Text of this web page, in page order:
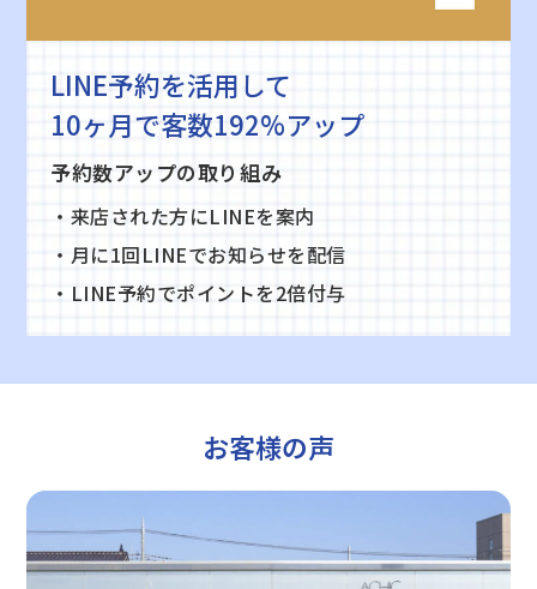
LINE予約を活用して
10ヶ月で客数192%アップ
予約数アップの取り組み
・来店された方にLINEを案内
・月に1回LINEでお知らせを配信
・LINE予約でポイントを2倍付与
お客様の声